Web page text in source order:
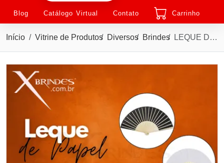
Blog Catálogo Virtual Contato Carrinho
Início Vitrine de Produtos Diversos Brindes LEQUE DE PAPEL FEITO EM PAPEL COM DETALHES EM PLASTICO X06016B